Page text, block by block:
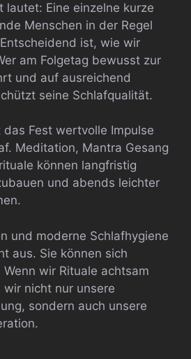
lautet: Eine einzelne kurze
Menschen in der Regel
ist, wie wir
am Folgetag bewusst zur
und auf ausreichend
seine Schlafqualität.
Fest wertvolle Impulse
Meditation, Mantra Gesang
können langfristig
und abends leichter
und moderne Schlafhygiene
aus. Sie können sich
wir Rituale achtsam
nicht nur unsere
sondern auch unsere